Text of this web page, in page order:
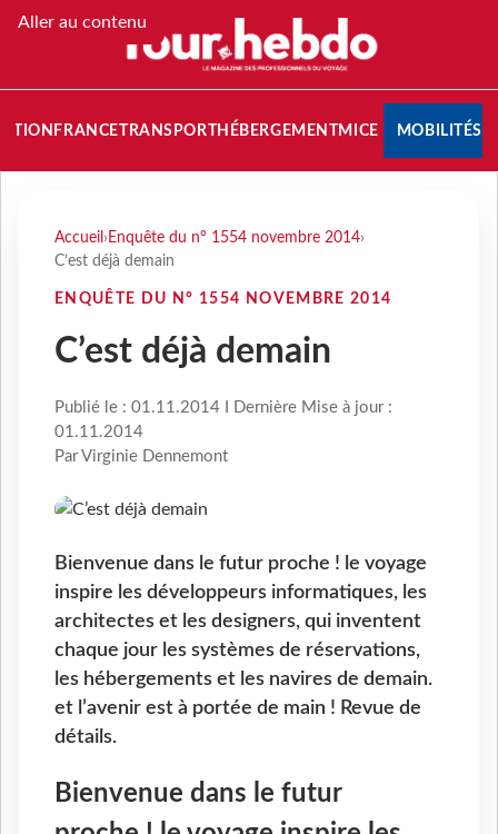
Aller au contenu
FRANCETRANSPORT HÉBERGEMENTMICE MOBILITÉS
Accueil › Enquête du n° 1554 novembre 2014›
C’est déjà demain
ENQUÊTE DU N° 1554 NOVEMBRE 2014
C’est déjà demain
Publié le : 01.11.2014 I Dernière Mise à jour :
01.11.2014
Par Virginie Dennemont
Bienvenue dans le futur proche ! le voyage
inspire les développeurs informatiques, les
architectes et les designers, qui inventent
chaque jour les systèmes de réservations,
les hébergements et les navires de demain.
et l’avenir est à portée de main ! Revue de
détails.
Bienvenue dans le futur